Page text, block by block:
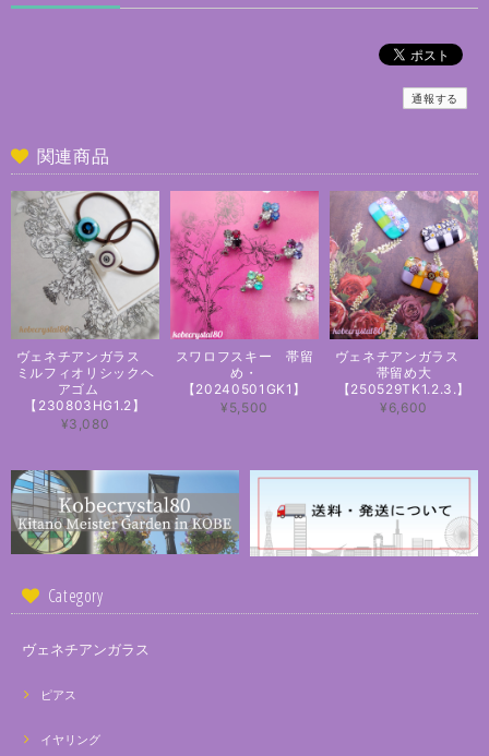
通報する
関連商品
ヴェネチアンガラス
ミルフィオリシックヘ
アゴム
【230803HG1.2】
¥3,080
スワロフスキー 帯留
め・
【20240501GK1】
¥5,500
ヴェネチアンガラス
帯留め大
【250529TK1.2.3.】
¥6,600
Category
ヴェネチアンガラス
ピアス
イヤリング